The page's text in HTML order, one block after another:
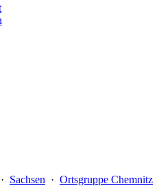
· Sachsen · Ortsgruppe Chemnitz